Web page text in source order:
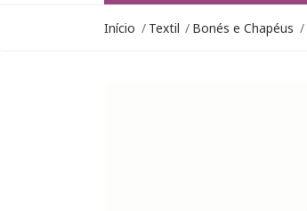
Início Textil Bonés e Chapéus